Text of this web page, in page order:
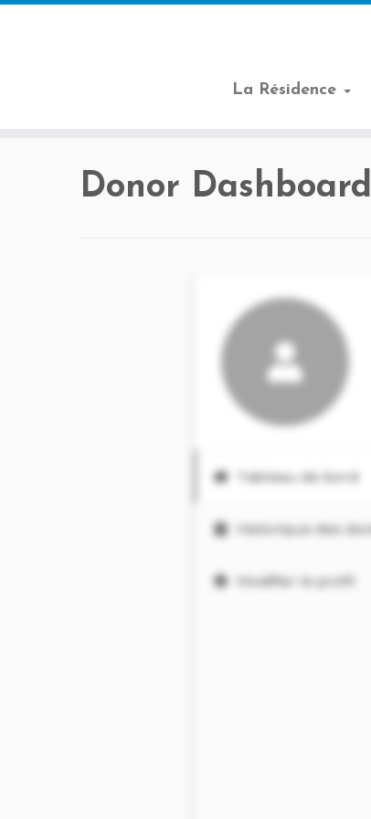
La Résidence
Donor Dashboard